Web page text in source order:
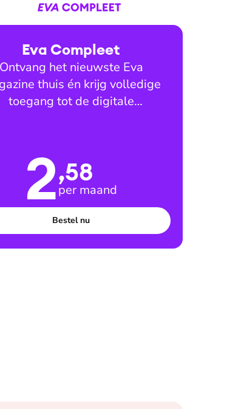
Eva Compleet
Ontvang het nieuwste Eva
thuis én krijg volledige
toegang tot de digitale
2,58
per maand
Bestel nu